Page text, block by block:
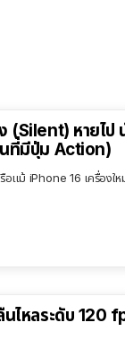
(Silent) หายไป
ที่มีปุ่ม Action)
อแม้ iPhone 16 เครื่องใ
ไหลระดับ 120